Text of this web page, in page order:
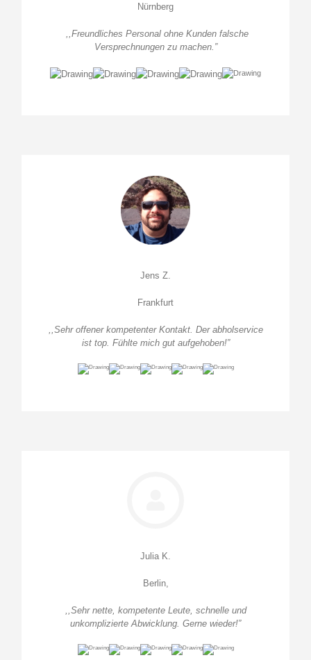
Nürnberg
,,Freundliches Personal ohne Kunden falsche
Versprechnungen zu machen.”
Jens Z.
Frankfurt
,,Sehr offener kompetenter Kontakt. Der abholservice
ist top. Fühlte mich gut aufgehoben!”
Julia K.
Berlin,
,,Sehr nette, kompetente Leute, schnelle und
unkomplizierte Abwicklung. Gerne wieder!”